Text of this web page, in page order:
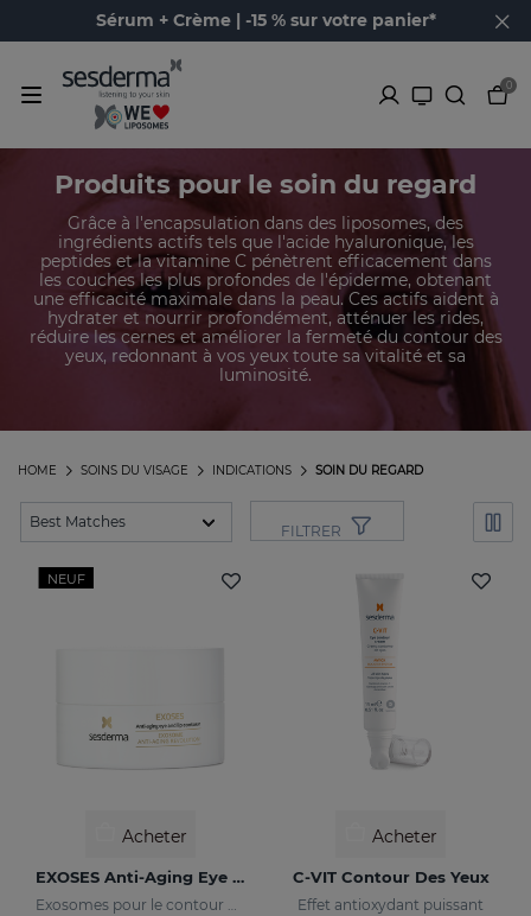
Sérum + Crème | -15 % sur votre panier*
0
Produits pour le soin du regard
Grâce à l'encapsulation dans des liposomes, des
ingrédients actifs tels que l'acide hyaluronique, les
peptides et la vitamine C pénètrent efficacement dans
les couches les plus profondes de l'épiderme, obtenant
une efficacité maximale dans la peau. Ces actifs aident à
hydrater et nourrir profondément, atténuer les rides,
réduire les cernes et améliorer la fermeté du contour des
yeux, redonnant à vos yeux toute sa vitalité et sa
luminosité.
SOIN DU REGARD
INDICATIONS
SOINS DU VISAGE
HOME
FILTRER
NEUF
Acheter
EXOSES Anti-Aging Eye And Lip Contour
Exosomes pour le contour des yeux
Acheter
C-VIT Contour Des Yeux
Effet antioxydant puissant